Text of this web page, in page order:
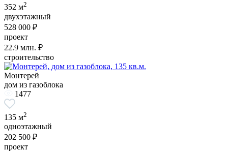
352 м2
двухэтажный
528 000 ₽
проект
22.9 млн. ₽
строительство
Монтерей
дом из газоблока
1477
135 м2
одноэтажный
202 500 ₽
проект